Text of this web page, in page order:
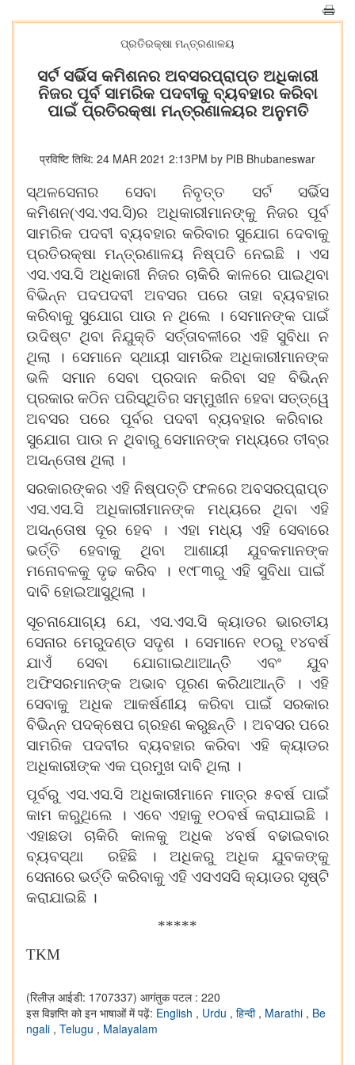
ପ୍ରତିରକ୍ଷା ମନ୍ତ୍ରଣାଳୟ
ସର୍ଟ ସର୍ଭିସ କମିଶନର ଅବସରପ୍ରାପ୍ତ ଅଧିକାରୀ
ନିଜର ପୂର୍ବ ସାମରିକ ପଦବୀକୁ ବ୍ୟବହାର କରିବା
ପାଇଁ ପ୍ରତିରକ୍ଷା ମନ୍ତ୍ରଣାଳୟର ଅନୁମତି
प्रविष्टि तिथि: 24 MAR 2021 2:13PM by PIB Bhubaneswar
ସ୍ଥଳସେନାର ସେବା ନିବୃତ୍ତ ସର୍ଟ ସର୍ଭିସ
କମିଶନ(ଏସ.ଏସ.ସି)ର ଅଧିକାରୀମାନଙ୍କୁ ନିଜର ପୂର୍ବ
ସାମରିକ ପଦବୀ ବ୍ୟବହାର କରିବାର ସୁଯୋଗ ଦେବାକୁ
ପ୍ରତିରକ୍ଷା ମନ୍ତ୍ରଣାଳୟ ନିଷ୍ପତି ନେଇଛି । ଏସ
ଏସ.ଏସ.ସି ଅଧିକାରୀ ନିଜର ଚାକିରି କାଳରେ ପାଇଥିବା
ବିଭିନ୍ନ ପଦପଦବୀ ଅବସର ପରେ ତାହା ବ୍ୟବହାର
କରିବାକୁ ‌ସୁଯୋଗ ପାଉ ନ ଥିଲେ । ସେମାନଙ୍କ ପାଇଁ
ଉଦିଷ୍ଟ ଥିବା ନିଯୁକ୍ତି ସର୍ତ୍ତାବଳୀରେ ଏହି ସୁବିଧା ନ
ଥିଲା । ସେମାନେ ସ୍ଥାୟୀ ସାମରିକ ଅଧିକାରୀମାନଙ୍କ
ଭଳି ସମାନ ସେବା ପ୍ରଦାନ କରିବା ସହ ବିଭିନ୍ନ
ପ୍ରକାର କଠିନ ପରିସ୍ଥିତିର ସମ୍ମୁଖୀନ ହେବା ସତ୍ତ୍ୱେ
ଅବସର ପରେ ପୂର୍ବର ପଦବୀ ବ୍ୟବହାର କରିବାର
ସୁଯୋଗ ପାଉ ନ ଥିବାରୁ ସେମାନଙ୍କ ମଧ୍ୟରେ ତୀବ୍ର
ଅସନ୍ତୋଷ ଥିଲା ।
ସରକାରଙ୍କର ଏହି ନିଷ୍ପତ୍ତି ଫଳରେ ଅବସରପ୍ରାପ୍ତ
ଏସ.ଏସ.ସି ଅଧିକାରୀମାନଙ୍କ ମଧ୍ୟରେ ଥିବା ଏହି
ଅସନ୍ତୋଷ ଦୂର ହେବ । ଏହା ମଧ୍ୟ ଏହି ସେବାରେ
ଭର୍ତ୍ତି ହେବାକୁ ଥିବା ଆଶାୟୀ ଯୁବକମାନଙ୍କ
ମନୋବଳକୁ ଦୃଢ କରିବ । ୧୯୮୩ରୁ ଏହି ସୁବିଧା ପାଇଁ
ଦାବି ହୋଇଆସୁଥିଲା ।
ସୂଚନାଯୋଗ୍ୟ ଯେ,
ଏସ.ଏସ.ସି କ୍ୟାଡର ଭାରତୀୟ
ସେନାର ମେରୁଦଣ୍ଡ ସଦୃଶ । ସେମାନେ ୧୦ରୁ ୧୪ବର୍ଷ
ଯାଏଁ ସେବା ଯୋଗାଇଥାଆନ୍ତି ଏବଂ ଯୁବ
ଅଫିସରମାନଙ୍କ ଅଭାବ ପୂରଣ କରିଥାଆନ୍ତି । ଏହି
ସେବାକୁ ଅଧିକ ଆକର୍ଷଣୀୟ କରିବା ପାଇଁ ସରକାର
ବିଭିନ୍ନ ପଦକ୍ଷେପ ଗ୍ରହଣ କରୁଛନ୍ତି । ଅବସର ପରେ
ସାମରିକ ପଦବୀର ବ୍ୟବହାର କରିବା ଏହି କ୍ୟାଡର
ଅଧିକାରୀଙ୍କ ଏକ ପ୍ରମୁଖ ଦାବି ଥିଲା ।
ପୂର୍ବରୁ ଏସ.ଏସ.ସି ଅଧିକାରୀମାନେ ମାତ୍ର ୫ବର୍ଷ ପାଇଁ
କାମ କରୁଥିଲେ । ଏବେ ଏହାକୁ ୧୦ବର୍ଷ କରାଯାଇଛି ।
ଏହାଛଡା ଚାକିରି କାଳକୁ ଅଧିକ ୪ବର୍ଷ ବଢାଇବାର
ବ୍ୟବସ୍ଥା ରହିଛି । ଅଧିକରୁ ଅଧିକ ଯୁବକଙ୍କୁ
ସେନାରେ ଭର୍ତ୍ତି କରିବାକୁ ଏହି ଏସଏସସି କ୍ୟାଡର ସୃଷ୍ଟି
କରାଯାଇଛି ।
*****
TKM
(रिलीज़ आईडी: 1707337) आगंतुक पटल : 220
इस विज्ञप्ति को इन भाषाओं में पढ़ें: English , Urdu , हिन्दी , Marathi , Be
ngali , Telugu , Malayalam